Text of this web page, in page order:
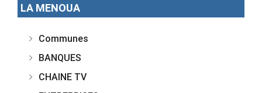
LA MENOUA
Communes
BANQUES
CHAINE TV